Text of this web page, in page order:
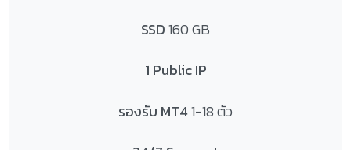
SSD160 GB
1 Public IP
รองรับ MT41-18 ตัว